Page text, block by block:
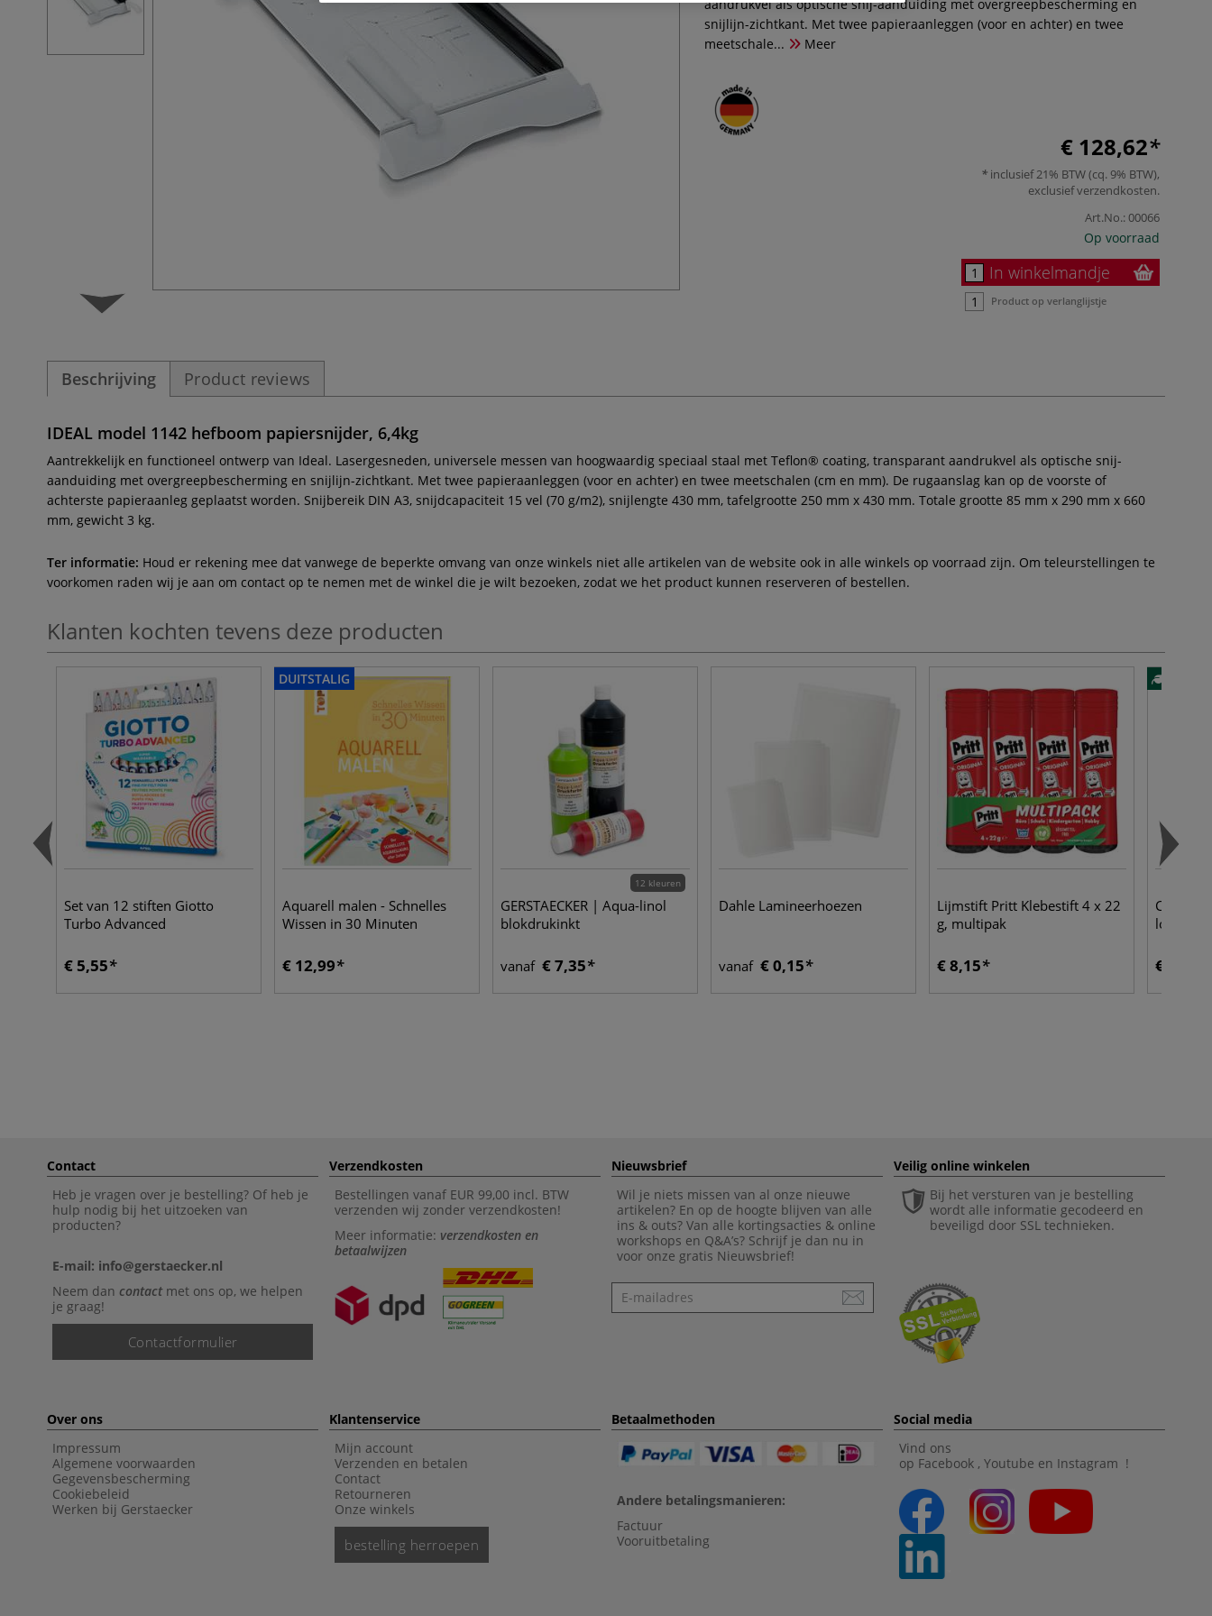
aandrukvel als optische snij-aanduiding met overgreepbescherming en
snijlijn-zichtkant. Met twee papieraanleggen (voor en achter) en twee
meetschale...
Meer
€ 128,62
inclusief 21% BTW (cq. 9% BTW),
exclusiefverzendkosten.
Art.No.:00066
Op voorraad
In winkelmandje
Product op verlanglijstje
Beschrijving Product reviews
IDEAL model 1142 hefboom papiersnijder, 6,4kg
Aantrekkelijk en functioneel ontwerp van Ideal. Lasergesneden, universele messen van hoogwaardig speciaal staal met Teflon® coating, transparant aandrukvel als optische snij-
aanduiding met overgreepbescherming en snijlijn-zichtkant. Met twee papieraanleggen (voor en achter) en twee meetschalen (cm en mm). De rugaanslag kan op de voorste of
achterste papieraanleg geplaatst worden. Snijbereik DIN A3, snijdcapaciteit 15 vel (70 g/m2), snijlengte 430 mm, tafelgrootte 250 mm x 430 mm. Totale grootte 85 mm x 290 mm x 660
mm, gewicht 3 kg.
Ter informatie: Houd er rekening mee dat vanwege de beperkte omvang van onze winkels niet alle artikelen van de website ook in alle winkels op voorraad zijn. Om teleurstellingen te
voorkomen raden wij je aan om contact op te nemen met de winkel die je wilt bezoeken, zodat we het product kunnen reserveren of bestellen.
Klanten kochten tevens deze producten
Set van 12 stiften Giotto
Turbo Advanced
€ 5,55
DUITSTALIG
Aquarell malen - Schnelles
Wissen in 30 Minuten
€ 12,99
12 kleuren
GERSTAECKER | Aqua-linol
blokdrukinkt
vanaf € 7,35
Dahle Lamineerhoezen
vanaf € 0,15
Lijmstift Pritt Klebestift 4 x 22
g, multipak
€ 8,15
los
€ 5,99
Contact
Heb je vragen over je bestelling? Of heb je
hulp nodig bij het uitzoeken van
producten?
E-mail: info@gerstaecker.nl
Neem dan contactmet ons op, we helpen
je graag!
Contactformulier
Verzendkosten
Bestellingen vanaf EUR 99,00 incl. BTW
verzenden wij zonder verzendkosten!
Meer informatie: verzendkosten en
betaalwijzen
Nieuwsbrief
Wil je niets missen van al onze nieuwe
artikelen? En op de hoogte blijven van alle
ins & outs? Van alle kortingsacties & online
workshops en Q&A’s? Schrijf je dan nu in
voor onze gratis Nieuwsbrief!
Nieuwsbrief
Veilig online winkelen
Bij het versturen van je bestelling
wordt alle informatie gecodeerd en
beveiligd door SSL technieken.
Over ons
Impressum
Algemene voorwaarden
Gegevensbescherming
Cookiebeleid
Werken bij Gerstaecker
Klantenservice
Mijn account
Verzenden en betalen
Contact
Retourneren
Onze winkels
bestelling herroepen
Betaalmethoden
Andere betalingsmanieren:
Factuur
Vooruitbetaling
Social media
Vind ons
op Facebook , Youtube en Instagram !